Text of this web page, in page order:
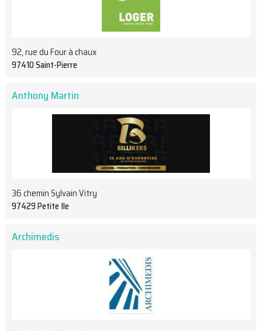
92, rue du Four à chaux
97410 Saint-Pierre
Anthony Martin
36 chemin Sylvain Vitry
97429 Petite Ile
Archimedis